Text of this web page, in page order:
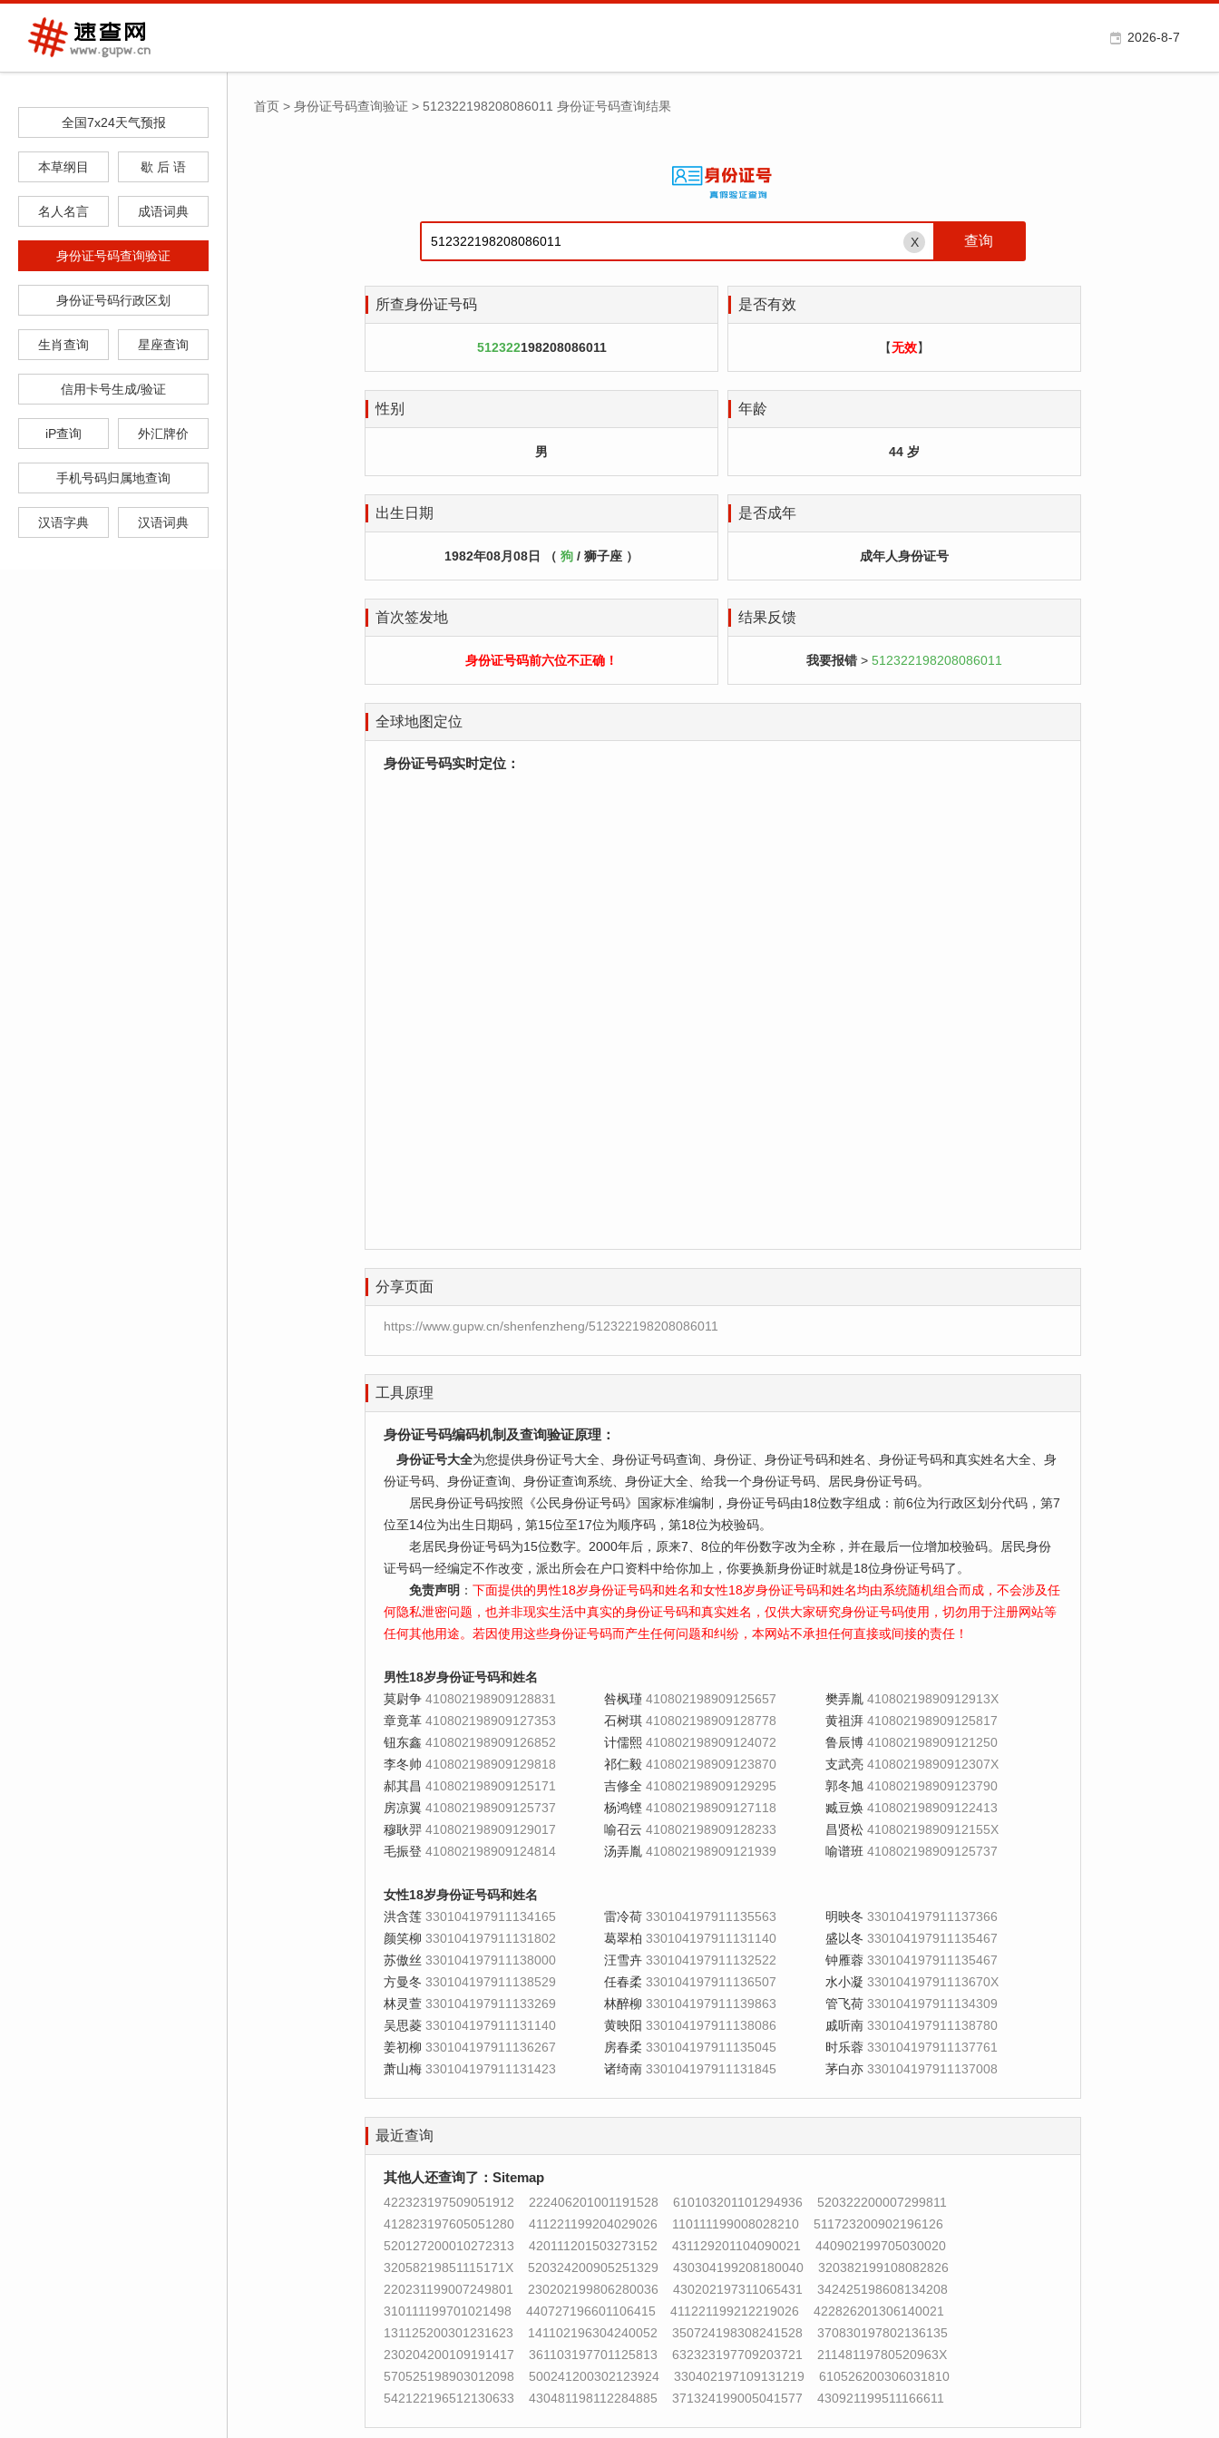
2026-8-7
全国7x24天气预报
本草纲目 歇 后 语
名人名言 成语词典
身份证号码查询验证
身份证号码行政区划
生肖查询 星座查询
信用卡号生成/验证
iP查询 外汇牌价
手机号码归属地查询
汉语字典 汉语词典
首页 > 身份证号码查询验证 > 512322198208086011 身份证号码查询结果
X
所查身份证号码
512322198208086011
是否有效
【无效】
性别
男
年龄
44 岁
出生日期
1982年08月08日 （ 狗 / 狮子座 ）
是否成年
成年人身份证号
首次签发地
身份证号码前六位不正确！
结果反馈
我要报错 > 512322198208086011
全球地图定位
身份证号码实时定位：
分享页面
https://www.gupw.cn/shenfenzheng/512322198208086011
工具原理
身份证号码编码机制及查询验证原理：
身份证号大全为您提供身份证号大全、身份证号码查询、身份证、身份证号码和姓名、身份证号码和真实姓名大全、身
份证号码、身份证查询、身份证查询系统、身份证大全、给我一个身份证号码、居民身份证号码。
居民身份证号码按照《公民身份证号码》国家标准编制，身份证号码由18位数字组成：前6位为行政区划分代码，第7
位至14位为出生日期码，第15位至17位为顺序码，第18位为校验码。
老居民身份证号码为15位数字。2000年后，原来7、8位的年份数字改为全称，并在最后一位增加校验码。居民身份
证号码一经编定不作改变，派出所会在户口资料中给你加上，你要换新身份证时就是18位身份证号码了。
免责声明 ： 下面提供的男性18岁身份证号码和姓名和女性18岁身份证号码和姓名均由系统随机组合而成，不会涉及任
何隐私泄密问题，也并非现实生活中真实的身份证号码和真实姓名，仅供大家研究身份证号码使用，切勿用于注册网站等
任何其他用途。若因使用这些身份证号码而产生任何问题和纠纷，本网站不承担任何直接或间接的责任！
男性18岁身份证号码和姓名
莫尉争 410802198909128831 咎枫瑾 410802198909125657 樊弄胤 41080219890912913X
章竟革 410802198909127353 石树琪 410802198909128778 黄祖湃 410802198909125817
钮东鑫 410802198909126852 计儒熙 410802198909124072 鲁辰博 410802198909121250
李冬帅 410802198909129818 祁仁毅 410802198909123870 支武亮 41080219890912307X
郝其昌 410802198909125171 吉修全 410802198909129295 郭冬旭 410802198909123790
房凉翼 410802198909125737 杨鸿铿 410802198909127118 臧豆焕 410802198909122413
穆耿羿 410802198909129017 喻召云 410802198909128233 昌贤松 41080219890912155X
毛振登 410802198909124814 汤弄胤 410802198909121939 喻谱班 410802198909125737
女性18岁身份证号码和姓名
洪含莲 330104197911134165 雷冷荷 330104197911135563 明映冬 330104197911137366
颜笑柳 330104197911131802 葛翠柏 330104197911131140 盛以冬 330104197911135467
苏傲丝 330104197911138000 汪雪卉 330104197911132522 钟雁蓉 330104197911135467
方曼冬 330104197911138529 任春柔 330104197911136507 水小凝 33010419791113670X
林灵萱 330104197911133269 林醉柳 330104197911139863 管飞荷 330104197911134309
吴思菱 330104197911131140 黄映阳 330104197911138086 戚听南 330104197911138780
姜初柳 330104197911136267 房春柔 330104197911135045 时乐蓉 330104197911137761
萧山梅 330104197911131423 诸绮南 330104197911131845 茅白亦 330104197911137008
最近查询
其他人还查询了： Sitemap
422323197509051912 222406201001191528 610103201101294936
520322200007299811
412823197605051280
411221199204029026 110111199008028210
511723200902196126
520127200010272313
420111201503273152 431129201104090021
440902199705030020
32058219851115171X
520324200905251329 430304199208180040
320382199108082826
220231199007249801
230202199806280036 430202197311065431
342425198608134208
310111199701021498
440727196601106415 411221199212219026
422826201306140021
131125200301231623
141102196304240052 350724198308241528
370830197802136135
230204200109191417
361103197701125813 632323197709203721
21148119780520963X
570525198903012098
500241200302123924 330402197109131219
610526200306031810
542122196512130633
430481198112284885 371324199005041577 430921199511166611